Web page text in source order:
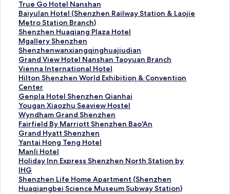
o
t
e
l
N
a
n
s
h
a
n
N
a
n
t
o
u
的
連
結
o
t
e
l
A
p
a
r
t
m
e
n
t
(
B
a
o
'
a
n
C
b
y
H
Y
A
T
T
S
h
e
n
z
h
e
n
L
u
o
h
u
的
c
o
n
t
i
n
e
n
t
a
l
S
h
e
n
z
h
e
n
W
E
a
t
o
n
S
h
e
n
z
h
e
n
N
a
n
s
h
a
n
的
連
n
g
r
i
-
L
a
N
a
n
s
h
a
n
,
S
h
e
n
z
h
l
t
o
n
S
h
e
n
z
h
e
n
S
h
e
k
o
u
N
a
n
e
m
p
i
n
s
k
i
H
o
t
e
l
S
h
e
n
z
h
e
n
True Go Hotel Nanshan
T
r
u
e
G
o
H
o
t
e
l
N
a
n
s
h
a
n
的
連
結
Baiyulan Hotel (Shenzhen Railway Station & Laojie
Metro Station Branch)
B
a
i
y
u
l
a
n
H
o
t
e
l
(
S
h
e
n
z
h
Shenzhen Huaqiang Plaza Hotel
S
h
e
n
z
h
e
n
H
u
a
q
i
a
n
g
P
l
Mgallery Shenzhen
M
g
a
l
l
e
r
y
S
h
e
n
z
h
e
n
的
Shenzhenwanxiangqinghuajiudian
S
h
e
n
z
h
e
n
w
a
n
x
i
a
n
g
Grand View Hotel Nanshan Taoyuan Branch
G
r
a
n
d
V
i
e
w
H
o
t
e
l
N
Vienna International Hotel
V
i
e
n
n
a
I
n
t
e
r
n
a
t
Hilton Shenzhen World Exhibition & Convention
Center
H
i
l
t
o
n
S
h
e
n
z
h
e
Genpla Hotel Shenzhen Qianhai
G
e
n
p
l
a
H
o
t
e
l
Yougan Xiaozhu Seaview Hostel
Y
o
u
g
a
n
X
i
a
o
Wyndham Grand Shenzhen
W
y
n
d
h
a
m
G
r
Fairfield By Marriott Shenzhen Bao'An
F
a
i
r
f
i
e
l
Grand Hyatt Shenzhen
G
r
a
n
d
H
y
Yantai Hong Teng Hotel
Y
a
n
t
a
i
Manli Hotel
M
a
n
l
i
Holiday Inn Express Shenzhen North Station by
IHG
H
o
l
i
Shenzhen Life Home Apartment (Shenzhen
Huaqiangbei Science Museum Subway Station)
S
h